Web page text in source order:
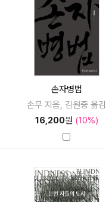
손자병법
손무 지음, 김원중 옮김
16,200원 (10%)